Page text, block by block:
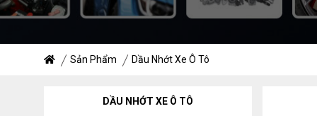
Sản Phẩm Dầu Nhớt Xe Ô Tô
DẦU NHỚT XE Ô TÔ